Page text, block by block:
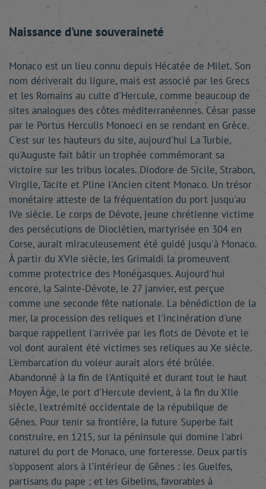
Naissance d'une souveraineté
Monaco est un lieu connu depuis Hécatée de Milet. Son
nom dériverait du ligure, mais est associé par les Grecs
et les Romains au culte d'Hercule, comme beaucoup de
sites analogues des côtes méditerranéennes. César passe
par le Portus Herculis Monoeci en se rendant en Grèce.
C'est sur les hauteurs du site, aujourd'hui La Turbie,
qu'Auguste fait bâtir un trophée commémorant sa
victoire sur les tribus locales. Diodore de Sicile, Strabon,
Virgile, Tacite et Pline l'Ancien citent Monaco. Un trésor
monétaire atteste de la fréquentation du port jusqu'au
IVe siècle. Le corps de Dévote, jeune chrétienne victime
des persécutions de Dioclétien, martyrisée en 304 en
Corse, aurait miraculeusement été guidé jusqu'à Monaco.
À partir du XVIe siècle, les Grimaldi la promeuvent
comme protectrice des Monégasques. Aujourd'hui
encore, la Sainte-Dévote, le 27 janvier, est perçue
comme une seconde fête nationale. La bénédiction de la
mer, la procession des reliques et l'incinération d'une
barque rappellent l'arrivée par les flots de Dévote et le
vol dont auraient été victimes ses reliques au Xe siècle.
L'embarcation du voleur aurait alors été brûlée.
Abandonné à la fin de l'Antiquité et durant tout le haut
Moyen Âge, le port d'Hercule devient, à la fin du XIIe
siècle, l'extrémité occidentale de la république de
Gênes. Pour tenir sa frontière, la future Superbe fait
construire, en 1215, sur la péninsule qui domine l'abri
naturel du port de Monaco, une forteresse. Deux partis
s'opposent alors à l'intérieur de Gênes : les Guelfes,
partisans du pape ; et les Gibelins, favorables à